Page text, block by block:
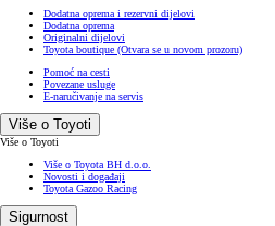
Dodatna oprema i rezervni dijelovi
Dodatna oprema
Originalni dijelovi
Toyota boutique (Otvara se u novom prozoru)
Pomoć na cesti
Povezane usluge
E-naručivanje na servis
Više o Toyoti
Više o Toyoti
Više o Toyota BH d.o.o.
Novosti i događaji
Toyota Gazoo Racing
Sigurnost